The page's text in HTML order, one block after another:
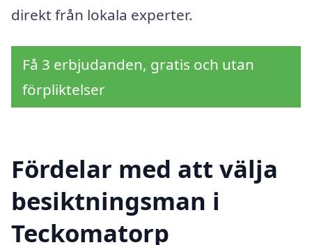
direkt från lokala experter.
Få 3 erbjudanden, gratis och utan
förpliktelser
Fördelar med att välja
besiktningsman i
Teckomatorp